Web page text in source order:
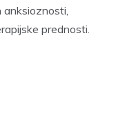
prednosti.